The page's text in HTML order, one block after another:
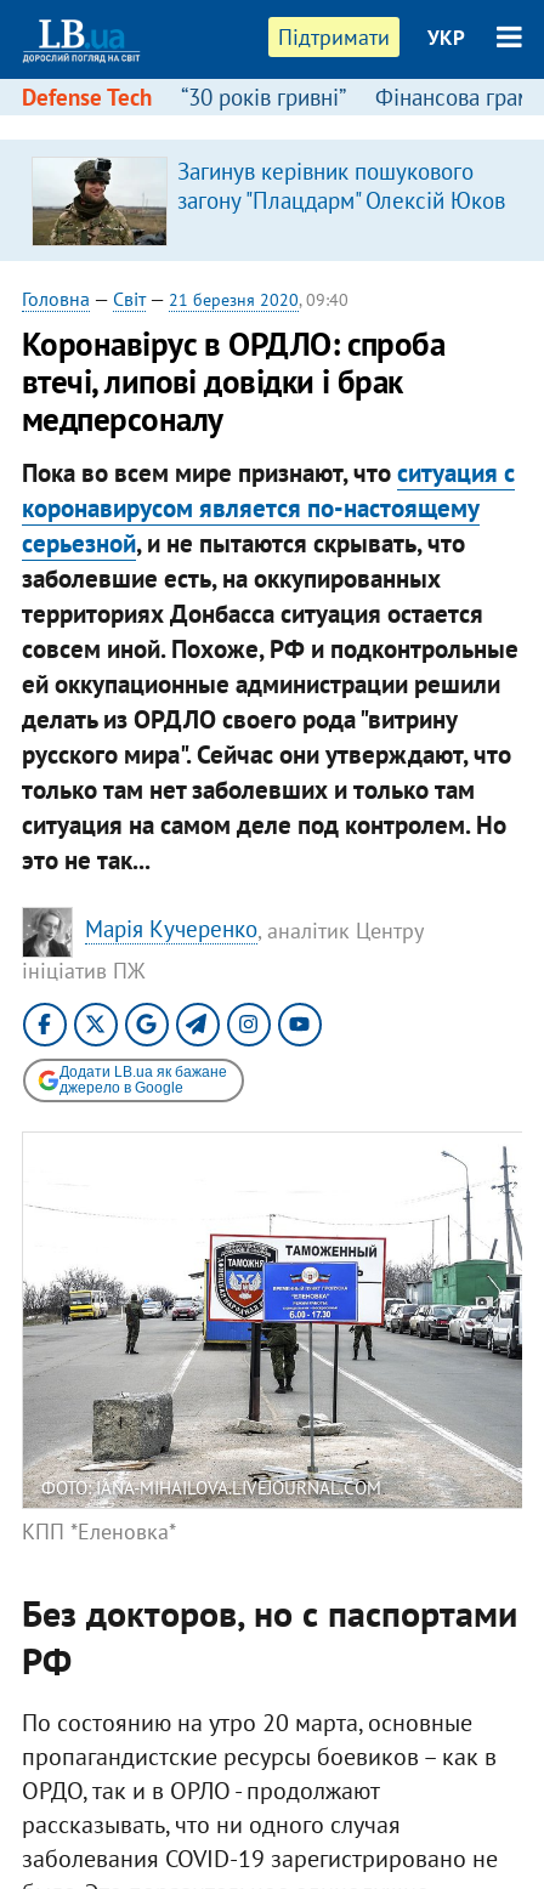
Підтримати УКР
Defense Tech “30 років гривні” Фінансова
Загинув керівник пошукового
загону "Плацдарм" Олексій Юков
Головна — Світ— 21 березня 2020, 09:40
Коронавірус в ОРДЛО: спроба
втечі, липові довідки і брак
медперсоналу
Пока во всем мире признают, чтоситуация с
коронавирусом является по-настоящему
серьезной, и не пытаются скрывать, что
заболевшие есть, на оккупированных
территориях Донбасса ситуация остается
совсем иной. Похоже, РФ и подконтрольные
ей оккупационные администрации решили
делать из ОРДЛО своего рода "витрину
русского мира". Сейчас они утверждают, что
только там нет заболевших и только там
ситуация на самом деле под контролем. Но
это не так...
Марія Кучеренко, аналітик Центру
ініціатив ПЖ
Додати LB.ua як бажане
джерело в Google
ФОТО: IANA-MIHAILOVA.LIVEJOURNAL.COM
КПП *Еленовка*
Без докторов, но с паспортами
РФ
По состоянию на утро 20 марта, основные
пропагандистские ресурсы боевиков – как в
ОРДО, так и в ОРЛО - продолжают
рассказывать, что ни одного случая
заболевания COVID-19 зарегистрировано не